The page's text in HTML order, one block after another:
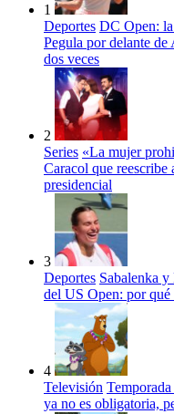
1
Deportes DC Open:
Pegula por delante
dos veces
2
Series «La mujer
Caracol que reescribe
presidencial
3
Deportes Sabalenka
del US Open: por
4
Televisión
ya no es obligatoria,